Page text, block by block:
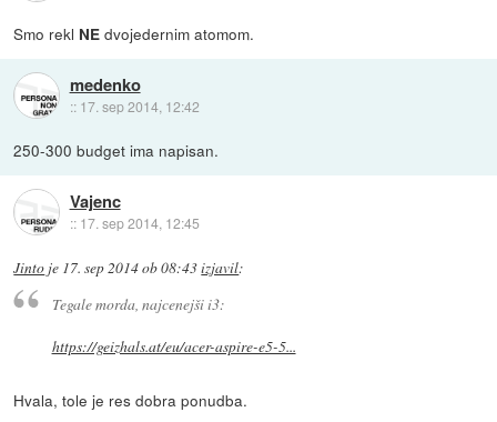
Smo rekl NEdvojedernim atomom.
medenko
:: 17. sep 2014, 12:42
250-300 budget ima napisan.
Vajenc
:: 17. sep 2014, 12:45
Jinto je 17. sep 2014 ob 08:43izjavil:
Tegale morda, najcenejši i3:
https://geizhals.at/eu/acer-aspire-e5-5...
Hvala, tole je res dobra ponudba.